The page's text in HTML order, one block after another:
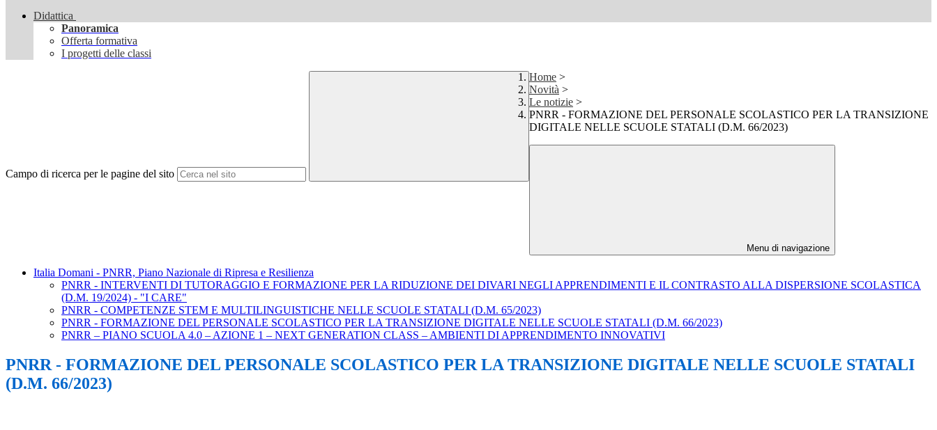
Didattica
Panoramica
Offerta formativa
I progetti delle classi
Campo di ricerca per le pagine del sito
Home >
Novità >
Le notizie >
PNRR - FORMAZIONE DEL PERSONALE SCOLASTICO PER LA TRANSIZIONE
DIGITALE NELLE SCUOLE STATALI (D.M. 66/2023)
Menu di navigazione
Italia Domani - PNRR, Piano Nazionale di Ripresa e Resilienza
PNRR - INTERVENTI DI TUTORAGGIO E FORMAZIONE PER LA RIDUZIONE DEI DIVARI NEGLI APPRENDIMENTI E IL CONTRASTO ALLA DISPERSIONE SCOLASTICA
(D.M. 19/2024) - "I CARE"
PNRR - COMPETENZE STEM E MULTILINGUISTICHE NELLE SCUOLE STATALI (D.M. 65/2023)
PNRR - FORMAZIONE DEL PERSONALE SCOLASTICO PER LA TRANSIZIONE DIGITALE NELLE SCUOLE STATALI (D.M. 66/2023)
PNRR – PIANO SCUOLA 4.0 – AZIONE 1 – NEXT GENERATION CLASS – AMBIENTI DI APPRENDIMENTO INNOVATIVI
PNRR - FORMAZIONE DEL PERSONALE SCOLASTICO PER LA TRANSIZIONE DIGITALE NELLE SCUOLE STATALI
(D.M. 66/2023)